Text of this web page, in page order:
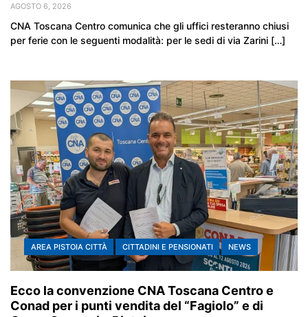
AGOSTO 6, 2026
CNA Toscana Centro comunica che gli uffici resteranno chiusi
per ferie con le seguenti modalità: per le sedi di via Zarini […]
AREA PISTOIA CITTÀ CITTADINI E PENSIONATI NEWS
Ecco la convenzione CNA Toscana Centro e
Conad per i punti vendita del “Fagiolo” e di